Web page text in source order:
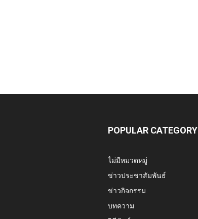
POPULAR CATEGORY
ไม่มีหมวดหมู่
ข่าวประชาสัมพันธ์
ข่าวกิจกรรม
บทความ